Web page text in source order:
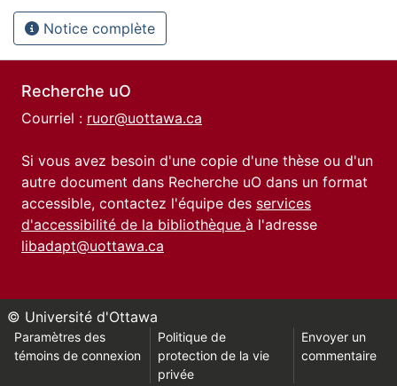
Notice complète
Recherche uO
Courriel : ruor@uottawa.ca
Si vous avez besoin d'une copie d'une thèse ou d'un
autre document dans Recherche uO dans un format
accessible, contactez l'équipe des services
d'accessibilité de la bibliothèque à l'adresse
libadapt@uottawa.ca
© Université d'Ottawa
Paramètres des
témoins de connexion
Politique de
protection de la vie
privée
Envoyer un
commentaire